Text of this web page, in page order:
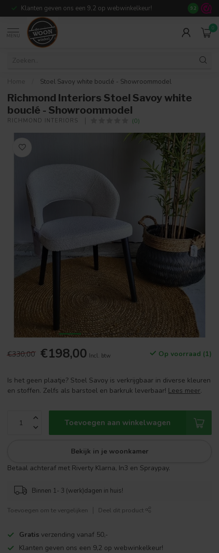
Klanten geven ons een 9,2 op webwinkelkeur! Meer dan
9.2
MENU
0
Home Stoel Savoy white bouclé - Showroommodel
Richmond Interiors Stoel Savoy white
bouclé - Showroommodel
RICHMOND INTERIORS (0)
€330,00 €198,00 Incl. btw Op voorraad (1)
Is het geen plaatje? Stoel Savoy is verkrijgbaar in diverse kleuren
en stoffen. Zelfs als barstoel en barkruk leverbaar! Lees meer.
Toevoegen aan winkelwagen
Bekijk in je woonkamer
Betaal achteraf met Riverty Klarna, In3 en Spraypay.
Binnen 1- 3 (werk)dagen in huis!
Toevoegen om te vergelijken Deel dit product
Gratis verzending vanaf 50,-
Klanten geven ons een 9,2 op webwinkelkeur!